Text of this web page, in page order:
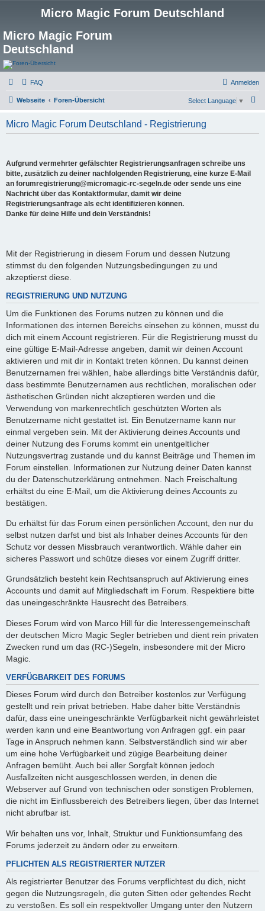
Micro Magic Forum Deutschland
Micro Magic Forum
Deutschland
FAQ Anmelden
Webseite Foren-Übersicht Select Language ▼
Micro Magic Forum Deutschland - Registrierung
Aufgrund vermehrter gefälschter Registrierungsanfragen schreibe uns
bitte, zusätzlich zu deiner nachfolgenden Registrierung, eine kurze E-Mail
an forumregistrierung@micromagic-rc-segeln.de oder sende uns eine
Nachricht über das Kontaktformular, damit wir deine
Registrierungsanfrage als echt identifizieren können.
Danke für deine Hilfe und dein Verständnis!
Mit der Registrierung in diesem Forum und dessen Nutzung
stimmst du den folgenden Nutzungsbedingungen zu und
akzeptierst diese.
REGISTRIERUNG UND NUTZUNG
Um die Funktionen des Forums nutzen zu können und die
Informationen des internen Bereichs einsehen zu können, musst du
dich mit einem Account registrieren. Für die Registrierung musst du
eine gültige E-Mail-Adresse angeben, damit wir deinen Account
aktivieren und mit dir in Kontakt treten können. Du kannst deinen
Benutzernamen frei wählen, habe allerdings bitte Verständnis dafür,
dass bestimmte Benutzernamen aus rechtlichen, moralischen oder
ästhetischen Gründen nicht akzeptieren werden und die
Verwendung von markenrechtlich geschützten Worten als
Benutzername nicht gestattet ist. Ein Benutzername kann nur
einmal vergeben sein. Mit der Aktivierung deines Accounts und
deiner Nutzung des Forums kommt ein unentgeltlicher
Nutzungsvertrag zustande und du kannst Beiträge und Themen im
Forum einstellen. Informationen zur Nutzung deiner Daten kannst
du der Datenschutzerklärung entnehmen. Nach Freischaltung
erhältst du eine E-Mail, um die Aktivierung deines Accounts zu
bestätigen.
Du erhältst für das Forum einen persönlichen Account, den nur du
selbst nutzen darfst und bist als Inhaber deines Accounts für den
Schutz vor dessen Missbrauch verantwortlich. Wähle daher ein
sicheres Passwort und schütze dieses vor einem Zugriff dritter.
Grundsätzlich besteht kein Rechtsanspruch auf Aktivierung eines
Accounts und damit auf Mitgliedschaft im Forum. Respektiere bitte
das uneingeschränkte Hausrecht des Betreibers.
Dieses Forum wird von Marco Hill für die Interessengemeinschaft
der deutschen Micro Magic Segler betrieben und dient rein privaten
Zwecken rund um das (RC-)Segeln, insbesondere mit der Micro
Magic.
VERFÜGBARKEIT DES FORUMS
Dieses Forum wird durch den Betreiber kostenlos zur Verfügung
gestellt und rein privat betrieben. Habe daher bitte Verständnis
dafür, dass eine uneingeschränkte Verfügbarkeit nicht gewährleistet
werden kann und eine Beantwortung von Anfragen ggf. ein paar
Tage in Anspruch nehmen kann. Selbstverständlich sind wir aber
um eine hohe Verfügbarkeit und zügige Bearbeitung deiner
Anfragen bemüht. Auch bei aller Sorgfalt können jedoch
Ausfallzeiten nicht ausgeschlossen werden, in denen die
Webserver auf Grund von technischen oder sonstigen Problemen,
die nicht im Einflussbereich des Betreibers liegen, über das Internet
nicht abrufbar ist.
Wir behalten uns vor, Inhalt, Struktur und Funktionsumfang des
Forums jederzeit zu ändern oder zu erweitern.
PFLICHTEN ALS REGISTRIERTER NUTZER
Als registrierter Benutzer des Forums verpflichtest du dich, nicht
gegen die Nutzungsregeln, die guten Sitten oder geltendes Recht
zu verstoßen. Es soll ein respektvoller Umgang unter den Nutzern